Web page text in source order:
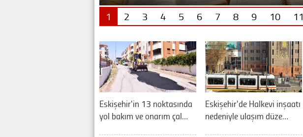
1 2 3 4 5 6 7 8 9 10 11
Eskişehir'in 13 noktasında
yol bakım ve onarım çal…
Eskişehir'de Halkevi inşaatı
nedeniyle ulaşım düze…